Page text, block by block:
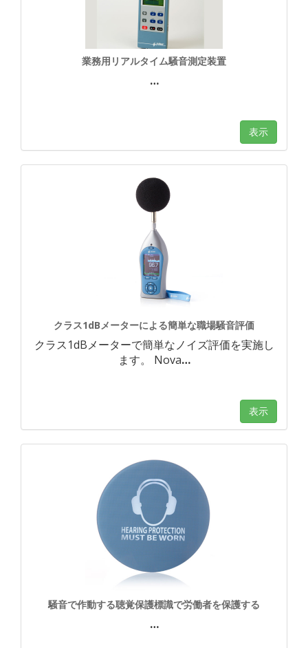
業務用リアルタイム騒音測定装置
…
表示
クラス1dBメーターによる簡単な職場騒音評価
クラス1dBメーターで簡単なノイズ評価を実施し
ます。 Nova…
表示
騒音で作動する聴覚保護標識で労働者を保護する
…